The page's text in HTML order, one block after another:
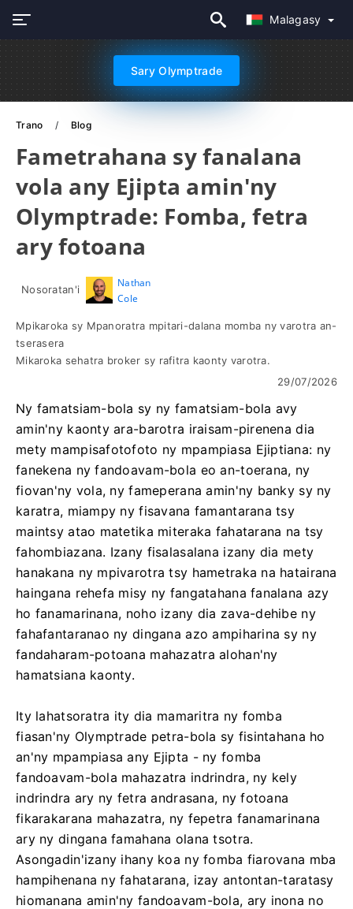
Malagasy
Sary Olymptrade
Trano Blog
Fametrahana sy fanalana
vola any Ejipta amin'ny
Olymptrade: Fomba, fetra
ary fotoana
Nosoratan'i
Nathan
Cole
Mpikaroka sy Mpanoratra mpitari-dalana momba ny varotra an-
tserasera
Mikaroka sehatra broker sy rafitra kaonty varotra.
29/07/2026
Ny famatsiam-bola sy ny famatsiam-bola avy
amin'ny kaonty ara-barotra iraisam-pirenena dia
mety mampisafotofoto ny mpampiasa Ejiptiana: ny
fanekena ny fandoavam-bola eo an-toerana, ny
fiovan'ny vola, ny fameperana amin'ny banky sy ny
karatra, miampy ny fisavana famantarana tsy
maintsy atao matetika miteraka fahatarana na tsy
fahombiazana. Izany fisalasalana izany dia mety
hanakana ny mpivarotra tsy hametraka na hatairana
haingana rehefa misy ny fangatahana fanalana azy
ho fanamarinana, noho izany dia zava-dehibe ny
fahafantaranao ny dingana azo ampiharina sy ny
fandaharam-potoana mahazatra alohan'ny
hamatsiana kaonty.
Ity lahatsoratra ity dia mamaritra ny fomba
fiasan'ny Olymptrade petra-bola sy fisintahana ho
an'ny mpampiasa any Ejipta - ny fomba
fandoavam-bola mahazatra indrindra, ny kely
indrindra ary ny fetra andrasana, ny fotoana
fikarakarana mahazatra, ny fepetra fanamarinana
ary ny dingana famahana olana tsotra.
Asongadin'izany ihany koa ny fomba fiarovana mba
hampihenana ny fahatarana, izay antontan-taratasy
hiomanana amin'ny fandoavam-bola, ary inona no